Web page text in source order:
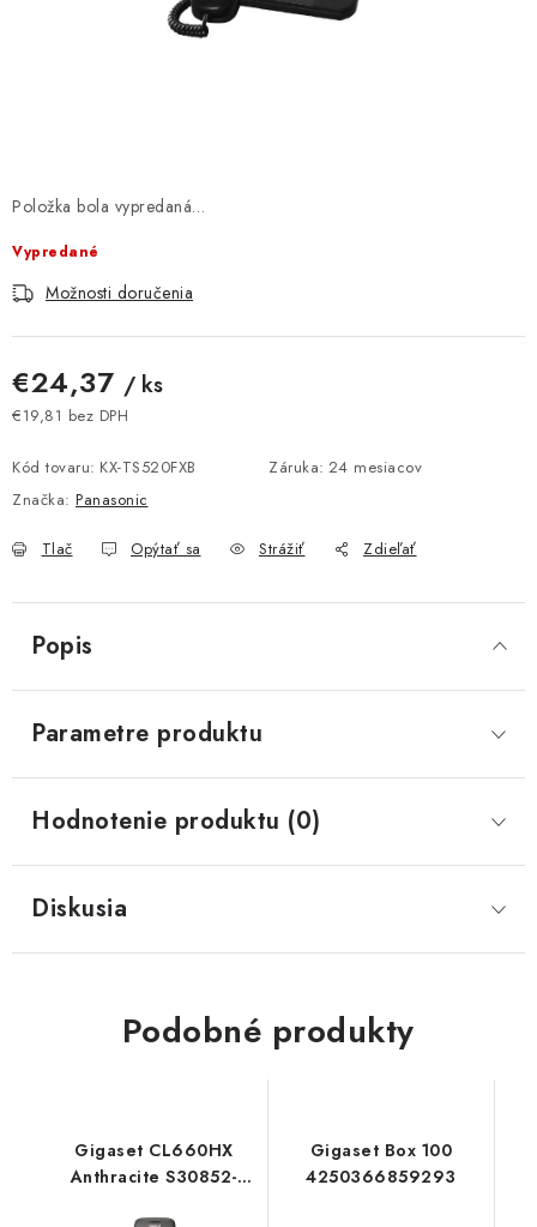
: TOP PRODUKTY
: NOVÉ PRODUKTY
Obchodné podmienky
Formuláre na stiahnutie
Položka bola vypredaná…
Vypredané
Možnosti doručenia
€24,37 / ks
€19,81 bez DPH
Kód tovaru: KX-TS520FXB Záruka: 24 mesiacov
Značka: Panasonic
Tlač Opýtať sa Strážiť Zdieľať
Popis
Parametre produktu
Hodnotenie produktu (0)
Diskusia
Podobné produkty
Gigaset CL660HX
Anthracite S30852-
Gigaset Box 100
4250366859293